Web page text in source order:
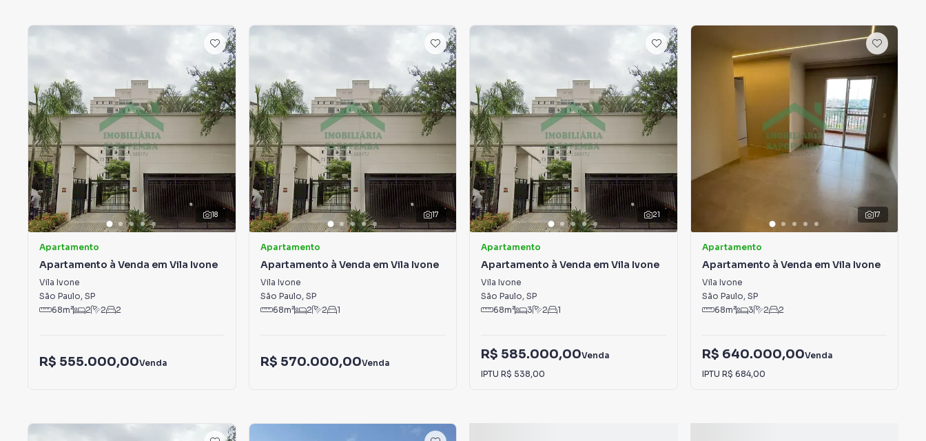
18
Apartamento
Apartamento à Venda em Vila Ivone
Vila Ivone
São Paulo, SP
68m² 2 2 2
R$ 555.000,00Venda
17
Apartamento
Apartamento à Venda em Vila Ivone
Vila Ivone
São Paulo, SP
68m² 2 2 1
R$ 570.000,00Venda
21
Apartamento
Apartamento à Venda em Vila Ivone
Vila Ivone
São Paulo, SP
68m² 3 2 1
R$ 585.000,00Venda
IPTU R$ 538,00
17
Apartamento
Apartamento à Venda em Vila Ivone
Vila Ivone
São Paulo, SP
68m² 3 2 2
R$ 640.000,00Venda
IPTU R$ 684,00